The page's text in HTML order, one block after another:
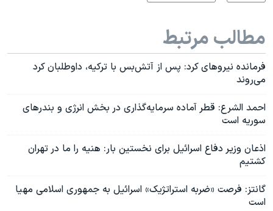
مطالب مرتبط
فرمانده نیروهای کرد: پس از آتش‌بس با ترکیه، داوطلبان کرد
می‌روند
احمد الشرع: قطر آماده سرمایه‌گذاری در بخش انرژی و بندرهای
سوریه است
اذعان وزیر دفاع اسرائیل برای نخستین بار: هنیه را ما در تهران
کشتیم
گانتز: فرصت «ضربه استراتژیک» اسرائیل به جمهوری اسلامی مهیا
است